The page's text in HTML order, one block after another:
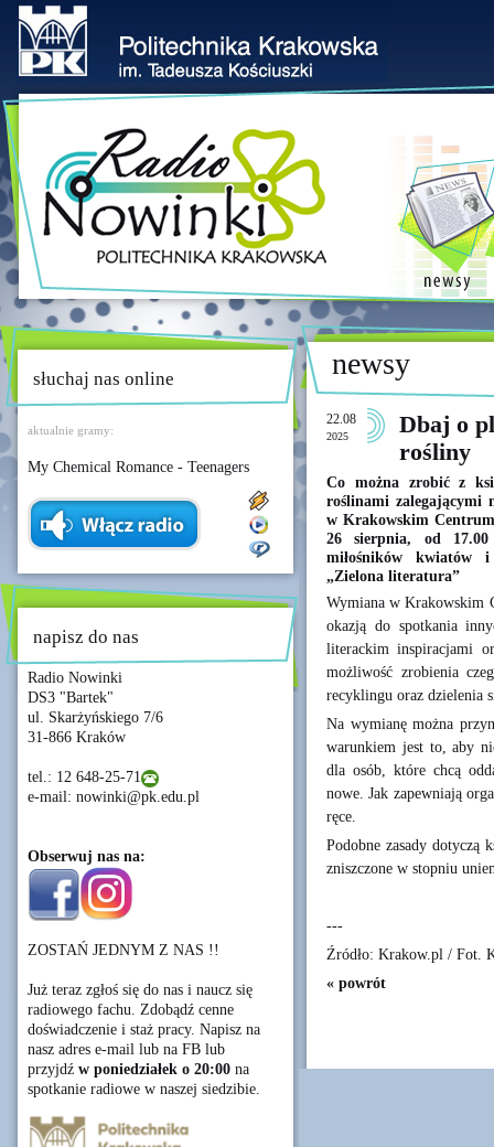
słuchaj nas online
aktualnie gramy:
My Chemical Romance - Teenagers
napisz do nas
Radio Nowinki
DS3 "Bartek"
ul. Skarżyńskiego 7/6
31-866 Kraków
tel.: 12 648-25-71
e-mail: nowinki@pk.edu.pl
Obserwuj nas na:
ZOSTAŃ JEDNYM Z NAS !!
Już teraz zgłoś się do nas i naucz się
radiowego fachu. Zdobądź cenne
doświadczenie i staż pracy. Napisz na
nasz adres e-mail lub na FB lub
przyjdź w poniedziałek o 20:00 na
spotkanie radiowe w naszej siedzibie.
newsy
22.08
2025
Dbaj o
rośliny
Co można zrobić z
roślinami zalegającymi
w Krakowskim
26 sierpnia, od 17.00
miłośników kwiatów
„Zielona literatura”
Wymiana w Krakowskim
okazją do spotkania
literackim inspiracjami
możliwość zrobienia
recyklingu oraz dzielenia
Na wymianę można
warunkiem jest to, aby
dla osób, które chcą
nowe. Jak zapewniają
ręce.
Podobne zasady dotyczą
zniszczone w stopniu
---
Źródło: Krakow.pl / Fot.
« powrót